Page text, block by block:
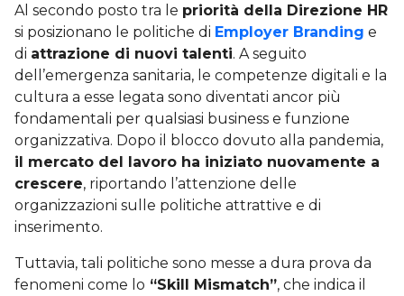
Al secondo posto tra le priorità della Direzione HR
si posizionano le politiche di Employer Branding e
di attrazione di nuovi talenti. A seguito
dell’emergenza sanitaria, le competenze digitali e la
cultura a esse legata sono diventati ancor più
fondamentali per qualsiasi business e funzione
organizzativa. Dopo il blocco dovuto alla pandemia,
il mercato del lavoro ha iniziato nuovamente a
crescere, riportando l’attenzione delle
organizzazioni sulle politiche attrattive e di
inserimento.
Tuttavia, tali politiche sono messe a dura prova da
fenomeni come lo “Skill Mismatch”, che indica il